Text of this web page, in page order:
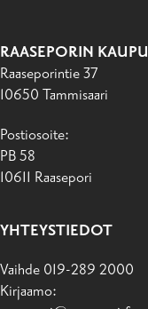
RAASEPORIN
Raaseporintie 37
10650 Tammisaari
Postiosoite:
PB 58
10611 Raasepori
YHTEYSTIEDOT
Vaihde 019-289 2000
Kirjaamo: